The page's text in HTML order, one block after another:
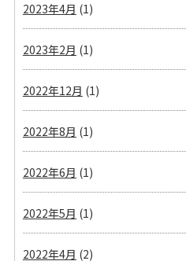
2023年4月 (1)
2023年2月 (1)
2022年12月 (1)
2022年8月 (1)
2022年6月 (1)
2022年5月 (1)
2022年4月 (2)